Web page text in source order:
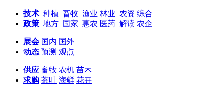
技术 种植 畜牧 渔业 林业 农资 综合
政策 地方 国家 惠农 医药 解读 农企
展会 国内 国外
动态 预测 观点
供应 畜牧 农机 苗木
求购 茶叶 海鲜 花卉